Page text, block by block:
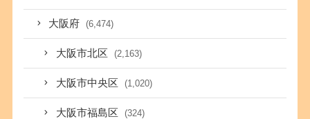
大阪府 (6,474)
大阪市北区 (2,163)
大阪市中央区 (1,020)
大阪市福島区 (324)